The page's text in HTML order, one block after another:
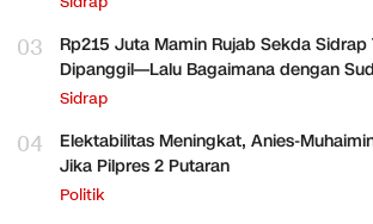
03
Rp215 Juta Mamin Rujab Sekda Sidrap
Dipanggil—Lalu Bagaimana dengan
Sidrap
04
Elektabilitas Meningkat, Anies-
Jika Pilpres 2 Putaran
Politik